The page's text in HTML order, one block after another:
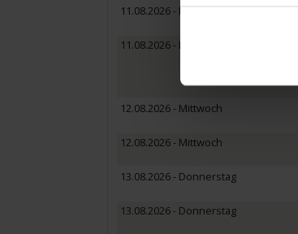
11.08.2026 - Dienstag
11.08.2026 - Dienstag
12.08.2026 - Mittwoch
12.08.2026 - Mittwoch
13.08.2026 - Donnerstag
13.08.2026 - Donnerstag